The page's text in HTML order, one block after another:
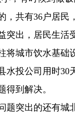
，共有36户居
突出，居民生活
将城市饮水基础
水投公司用时30
得到解决。
题突出的还有城